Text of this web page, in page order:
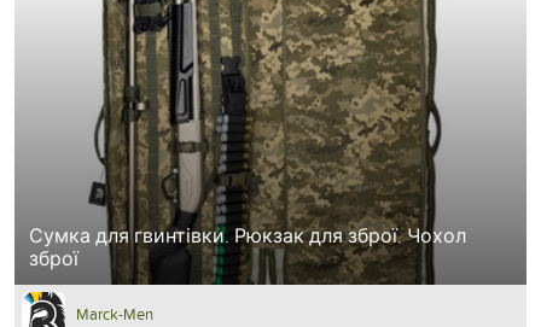
Сумка для гвинтівки. Рюкзак для зброї. Чохол
зброї
Marck-Men